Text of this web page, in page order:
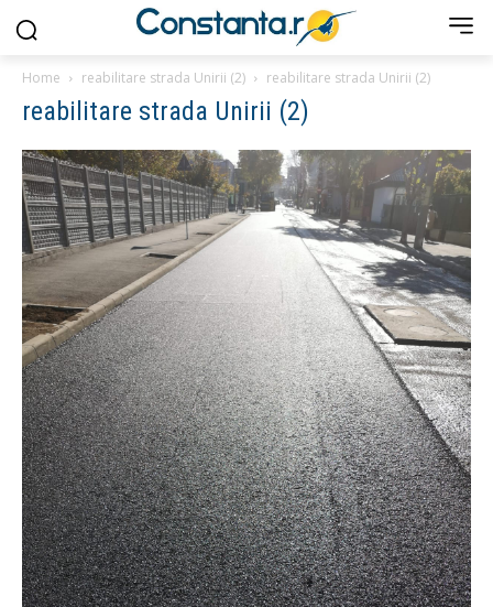
Home reabilitare strada Unirii (2) reabilitare strada Unirii (2)
reabilitare strada Unirii (2)